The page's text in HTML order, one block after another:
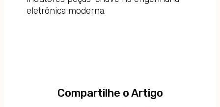
eletrônica moderna.
Compartilhe o Artigo